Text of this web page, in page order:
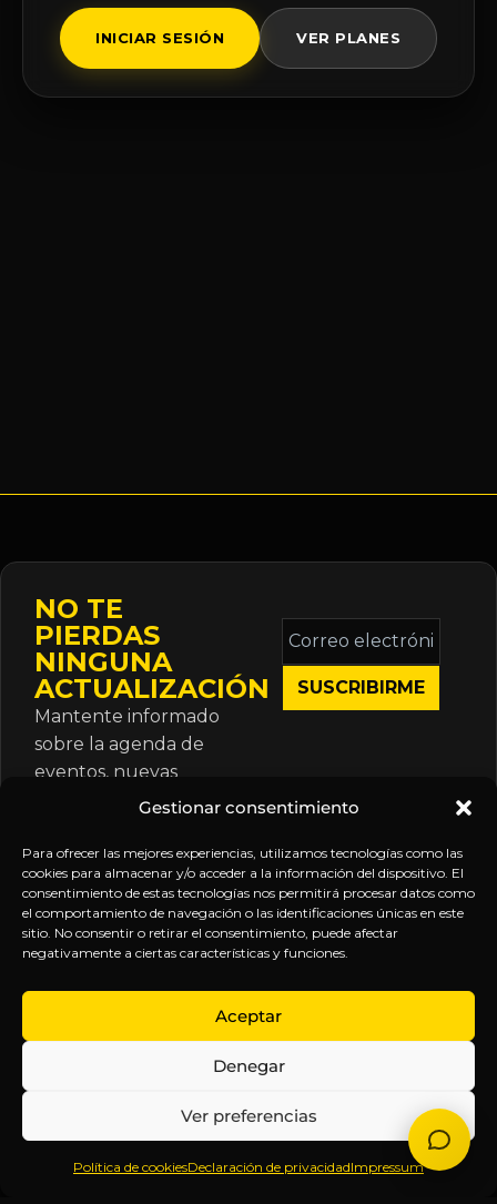
Gestionar consentimiento
Para ofrecer las mejores experiencias, utilizamos tecnologías como las
cookies para almacenar y/o acceder a la información del dispositivo. El
consentimiento de estas tecnologías nos permitirá procesar datos como
el comportamiento de navegación o las identificaciones únicas en este
sitio. No consentir o retirar el consentimiento, puede afectar
negativamente a ciertas características y funciones.
Aceptar
Denegar
Ver preferencias
Política de cookiesDeclaración de privacidadImpressum
INICIAR SESIÓN VER PLANES
NO TE
PIERDAS
NINGUNA
ACTUALIZACIÓN
Mantente informado
sobre la agenda de
eventos, nuevas
publicaciones y
suscripción.
Correo
electrónico
*
Inteligencia
Anticipándonos
EXPLORA
Inicio
Sobre
Contenido
Webinars
LEGAL
Política
de
Términos y
Aviso
SÍGUENOS